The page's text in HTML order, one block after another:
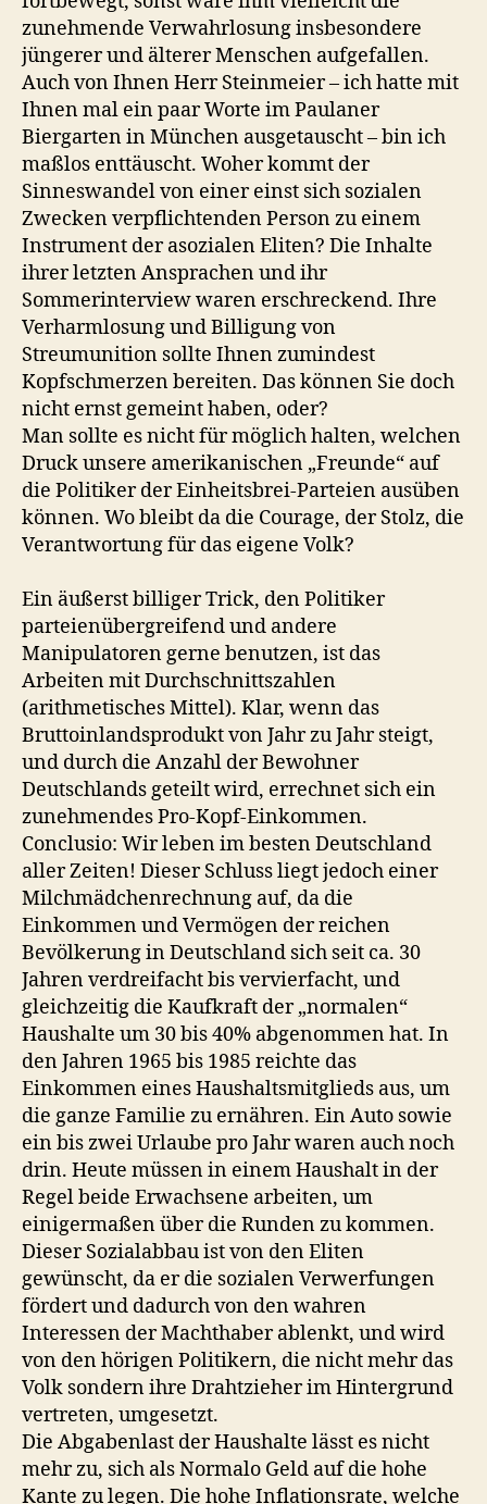
zunehmende Verwahrlosung insbesondere
jüngerer und älterer Menschen aufgefallen.
Auch von Ihnen Herr Steinmeier – ich hatte mit
Ihnen mal ein paar Worte im Paulaner
Biergarten in München ausgetauscht – bin ich
maßlos enttäuscht. Woher kommt der
Sinneswandel von einer einst sich sozialen
Zwecken verpflichtenden Person zu einem
Instrument der asozialen Eliten? Die Inhalte
ihrer letzten Ansprachen und ihr
Sommerinterview waren erschreckend. Ihre
Verharmlosung und Billigung von
Streumunition sollte Ihnen zumindest
Kopfschmerzen bereiten. Das können Sie doch
nicht ernst gemeint haben, oder?
Man sollte es nicht für möglich halten, welchen
Druck unsere amerikanischen „Freunde“ auf
die Politiker der Einheitsbrei-Parteien ausüben
können. Wo bleibt da die Courage, der Stolz, die
Verantwortung für das eigene Volk?
Ein äußerst billiger Trick, den Politiker
parteienübergreifend und andere
Manipulatoren gerne benutzen, ist das
Arbeiten mit Durchschnittszahlen
(arithmetisches Mittel). Klar, wenn das
Bruttoinlandsprodukt von Jahr zu Jahr steigt,
und durch die Anzahl der Bewohner
Deutschlands geteilt wird, errechnet sich ein
zunehmendes Pro-Kopf-Einkommen.
Conclusio: Wir leben im besten Deutschland
aller Zeiten! Dieser Schluss liegt jedoch einer
Milchmädchenrechnung auf, da die
Einkommen und Vermögen der reichen
Bevölkerung in Deutschland sich seit ca. 30
Jahren verdreifacht bis vervierfacht, und
gleichzeitig die Kaufkraft der „normalen“
Haushalte um 30 bis 40% abgenommen hat. In
den Jahren 1965 bis 1985 reichte das
Einkommen eines Haushaltsmitglieds aus, um
die ganze Familie zu ernähren. Ein Auto sowie
ein bis zwei Urlaube pro Jahr waren auch noch
drin. Heute müssen in einem Haushalt in der
Regel beide Erwachsene arbeiten, um
einigermaßen über die Runden zu kommen.
Dieser Sozialabbau ist von den Eliten
gewünscht, da er die sozialen Verwerfungen
fördert und dadurch von den wahren
Interessen der Machthaber ablenkt, und wird
von den hörigen Politikern, die nicht mehr das
Volk sondern ihre Drahtzieher im Hintergrund
vertreten, umgesetzt.
Die Abgabenlast der Haushalte lässt es nicht
mehr zu, sich als Normalo Geld auf die hohe
Kante zu legen. Die hohe Inflationsrate, welche